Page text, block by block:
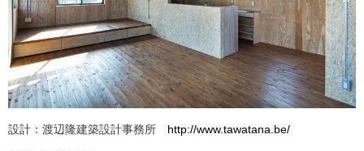
設計：渡辺隆建築設計事務所 http://www.tawatana.be/